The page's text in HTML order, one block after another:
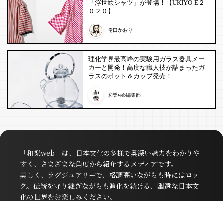
「浮世絵シャツ」が登場！【UKIYO-E２
０２０】
湯口かおり
理化学界最高峰の実験用ガラス器具メー
カーと開発！高度な職人技が詰まったガ
ラスのポット＆カップ発売！
和樂web編集部
「和樂web」は、日本文化の多様で奥深い魅力をわかりや
すく、さまざまな角度から紹介するメディアです。
美しく、ラグジュアリーで、格調高いながらも時にはロッ
ク。伝統を守り継ぎながらも進化を続ける、幽遠な日本文
化の世界をお楽しみください。